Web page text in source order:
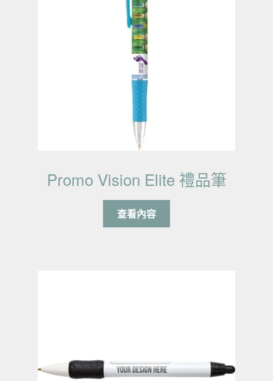
Promo Vision Elite 禮品筆
查看內容